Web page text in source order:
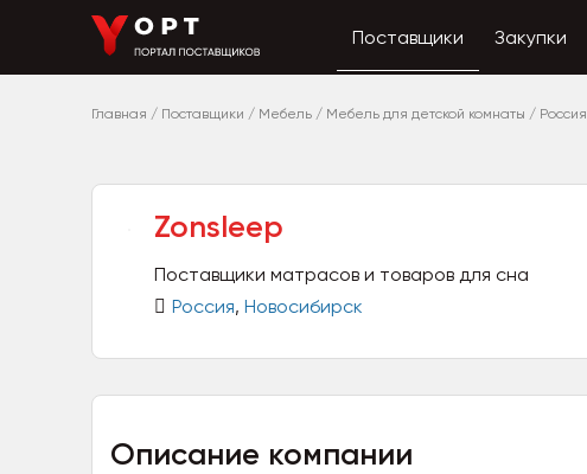
Поставщики Закупки
Главная / Поставщики / Мебель / Мебель для детской комнаты / Россия
Zonsleep
Поставщики матрасов и товаров для сна
Россия, Новосибирск
Описание компании